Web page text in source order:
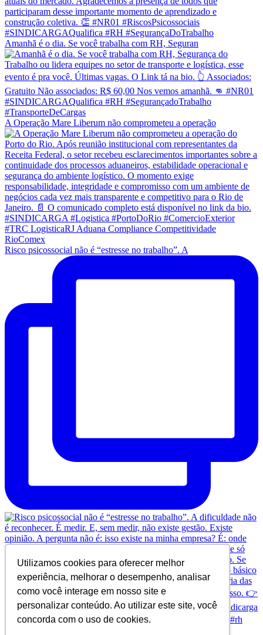
Utilizamos cookies para oferecer melhor
experiência, melhorar o desempenho, analisar
como você interage em nosso site e
personalizar conteúdo. Ao utilizar este site, você
concorda com o uso de cookies.
Amanhã é o dia. Se você trabalha com RH, Seguran
A Operação Mare Liberum não comprometeu a operação
Risco psicossocial não é “estresse no trabalho”. A